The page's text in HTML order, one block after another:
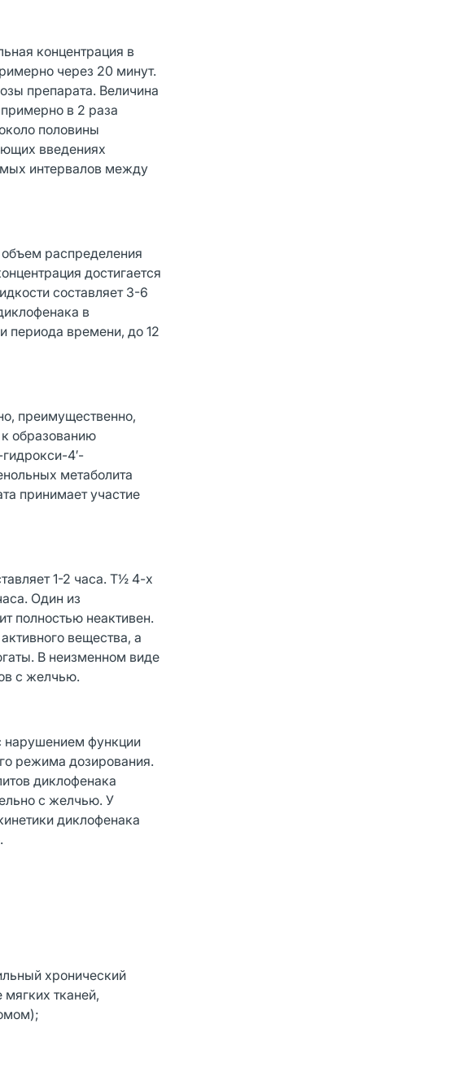
концентрация в
через 20 минут.
препарата. Величина
в 2 раза
половины
введениях
интервалов между
распределения
достигается
составляет 3-6
в
периода времени, до 12
преимущественно,
к образованию
4′-
метаболита
принимает участие
1-2 часа. Т½ 4-х
Один из
полностью неактивен.
вещества, а
В неизменном виде
с желчью.
нарушением функции
режима дозирования.
диклофенака
с желчью. У
диклофенака
хронический
тканей,